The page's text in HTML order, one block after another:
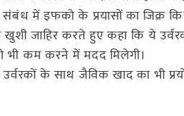
में इफको के प्रयासों का जिक्र
खुशी जाहिर करते हुए कहा कि ये
भी कम करने में मदद मिलेगी।
के साथ जैविक खाद का भी